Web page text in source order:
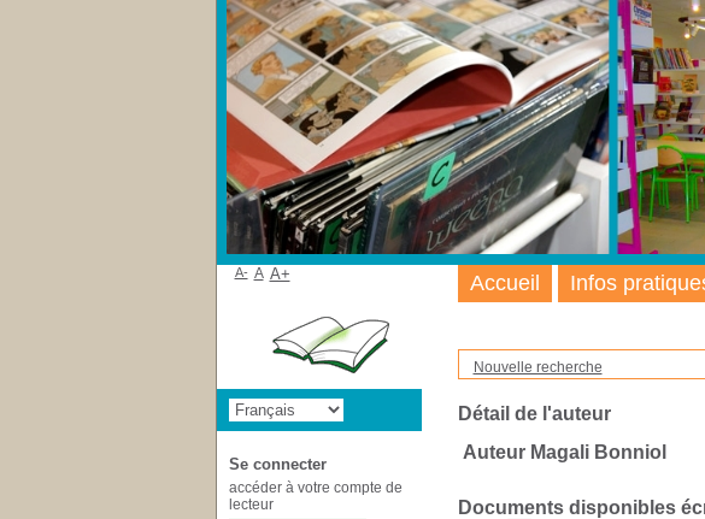
Nouvelle recherche
Détail de l'auteur
Auteur Magali Bonniol
Documents disponibles
Accueil Infos
A- A A+
Se connecter
accéder à votre compte de
lecteur